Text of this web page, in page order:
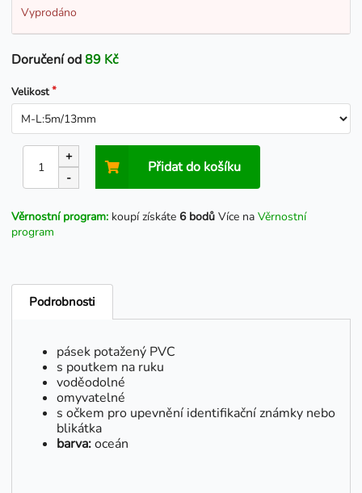
Vyprodáno
Doručení od89 Kč
Velikost
+
-
Přidat do košíku
Věrnostní program: koupí získáte 6 bodů Více na Věrnostní
program
Podrobnosti
pásek potažený PVC
s poutkem na ruku
voděodolné
omyvatelné
s očkem pro upevnění identifikační známky nebo
blikátka
barva:oceán